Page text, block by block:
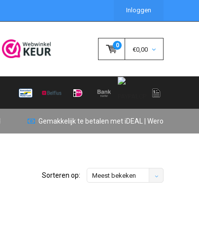
Inloggen
0
€0,00
Gemakkelijk te betalen met iDEAL | Wero
Sorteren op: Meest bekeken